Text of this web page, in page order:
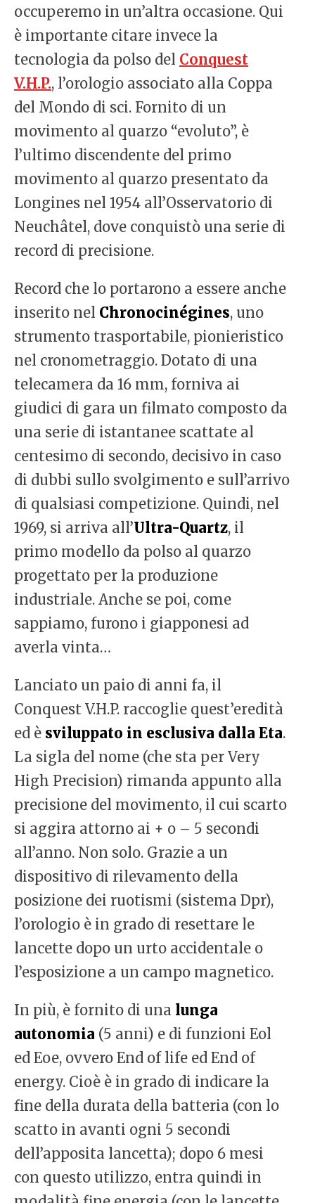
occuperemo in un’altra occasione. Qui
è importante citare invece la
tecnologia da polso del Conquest
V.H.P., l’orologio associato alla Coppa
del Mondo di sci. Fornito di un
movimento al quarzo “evoluto”, è
l’ultimo discendente del primo
movimento al quarzo presentato da
Longines nel 1954 all’Osservatorio di
Neuchâtel, dove conquistò una serie di
record di precisione.
Record che lo portarono a essere anche
inserito nel Chronocinégines, uno
strumento trasportabile, pionieristico
nel cronometraggio. Dotato di una
telecamera da 16 mm, forniva ai
giudici di gara un filmato composto da
una serie di istantanee scattate al
centesimo di secondo, decisivo in caso
di dubbi sullo svolgimento e sull’arrivo
di qualsiasi competizione. Quindi, nel
1969, si arriva all’Ultra-Quartz, il
primo modello da polso al quarzo
progettato per la produzione
industriale. Anche se poi, come
sappiamo, furono i giapponesi ad
averla vinta…
Lanciato un paio di anni fa, il
Conquest V.H.P. raccoglie quest’eredità
ed è sviluppato in esclusiva dalla Eta.
La sigla del nome (che sta per Very
High Precision) rimanda appunto alla
precisione del movimento, il cui scarto
si aggira attorno ai + o – 5 secondi
all’anno. Non solo. Grazie a un
dispositivo di rilevamento della
posizione dei ruotismi (sistema Dpr),
l’orologio è in grado di resettare le
lancette dopo un urto accidentale o
l’esposizione a un campo magnetico.
In più, è fornito di una lunga
autonomia (5 anni) e di funzioni Eol
ed Eoe, ovvero End of life ed End of
energy. Cioè è in grado di indicare la
fine della durata della batteria (con lo
scatto in avanti ogni 5 secondi
dell’apposita lancetta); dopo 6 mesi
con questo utilizzo, entra quindi in